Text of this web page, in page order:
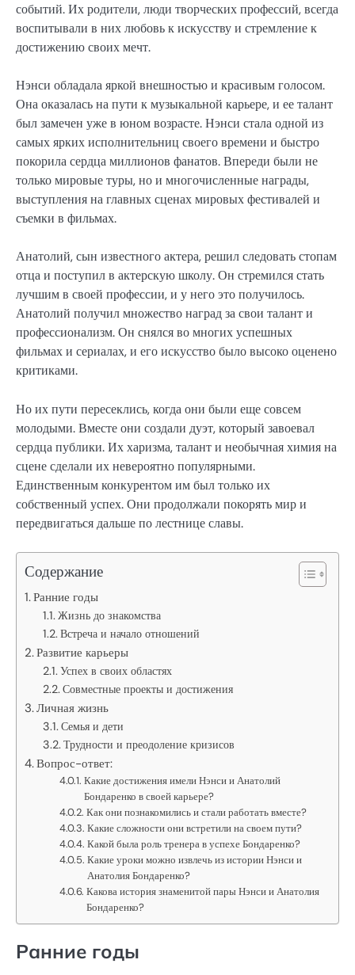
событий. Их родители, люди творческих профессий, всегда
воспитывали в них любовь к искусству и стремление к
достижению своих мечт.
Нэнси обладала яркой внешностью и красивым голосом.
Она оказалась на пути к музыкальной карьере, и ее талант
был замечен уже в юном возрасте. Нэнси стала одной из
самых ярких исполнительниц своего времени и быстро
покорила сердца миллионов фанатов. Впереди были не
только мировые туры, но и многочисленные награды,
выступления на главных сценах мировых фестивалей и
съемки в фильмах.
Анатолий, сын известного актера, решил следовать стопам
отца и поступил в актерскую школу. Он стремился стать
лучшим в своей профессии, и у него это получилось.
Анатолий получил множество наград за свои талант и
профессионализм. Он снялся во многих успешных
фильмах и сериалах, и его искусство было высоко оценено
критиками.
Но их пути пересеклись, когда они были еще совсем
молодыми. Вместе они создали дуэт, который завоевал
сердца публики. Их харизма, талант и необычная химия на
сцене сделали их невероятно популярными.
Единственным конкурентом им был только их
собственный успех. Они продолжали покорять мир и
передвигаться дальше по лестнице славы.
Содержание
Ранние годы
Жизнь до знакомства
Встреча и начало отношений
Развитие карьеры
Успех в своих областях
Совместные проекты и достижения
Личная жизнь
Семья и дети
Трудности и преодоление кризисов
Вопрос-ответ:
Какие достижения имели Нэнси и Анатолий
Бондаренко в своей карьере?
Как они познакомились и стали работать вместе?
Какие сложности они встретили на своем пути?
Какой была роль тренера в успехе Бондаренко?
Какие уроки можно извлечь из истории Нэнси и
Анатолия Бондаренко?
Какова история знаменитой пары Нэнси и Анатолия
Бондаренко?
Ранние годы